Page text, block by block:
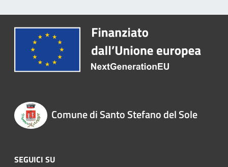
Comune di Santo Stefano del Sole
SEGUICI SU